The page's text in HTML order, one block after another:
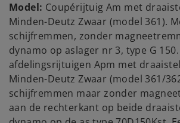
Model: Coupérijtuig Am met
Minden-Deutz Zwaar (model 361).
schijfremmen, zonder
dynamo op aslager nr 3, type G 150.
afdelingsrijtuigen Apm met
Minden-Deutz Zwaar (model 361/
schijfremmen maar zonder
aan de rechterkant op beide